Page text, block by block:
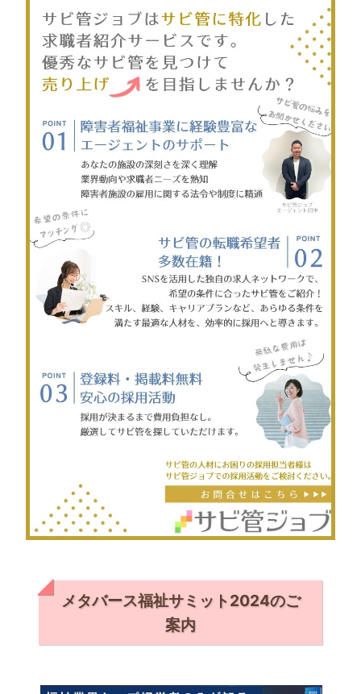
メタバース福祉サミット2024のご
案内